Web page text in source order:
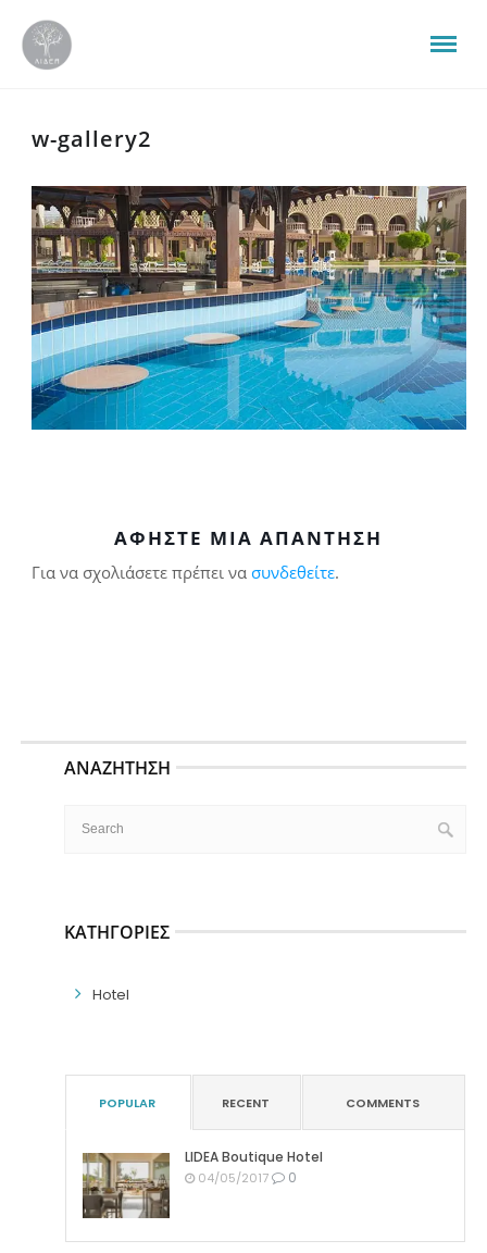
w-gallery2
ΑΦΉΣΤΕ ΜΙΑ ΑΠΆΝΤΗΣΗ
Για να σχολιάσετε πρέπει να συνδεθείτε.
ΑΝΑΖΉΤΗΣΗ
ΚΑΤΗΓΟΡΊΕΣ
Hotel
POPULAR RECENT COMMENTS
LIDEA Boutique Hotel
04/05/2017 0